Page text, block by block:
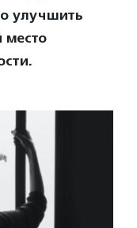
улучшить
место